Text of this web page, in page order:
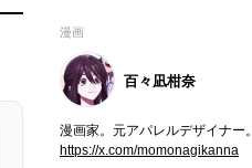
漫画
百々凪柑奈
漫画家。元アパレルデザイナー。
https://x.com/momonagikanna